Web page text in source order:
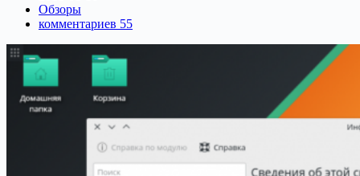
Обзоры
комментариев 55